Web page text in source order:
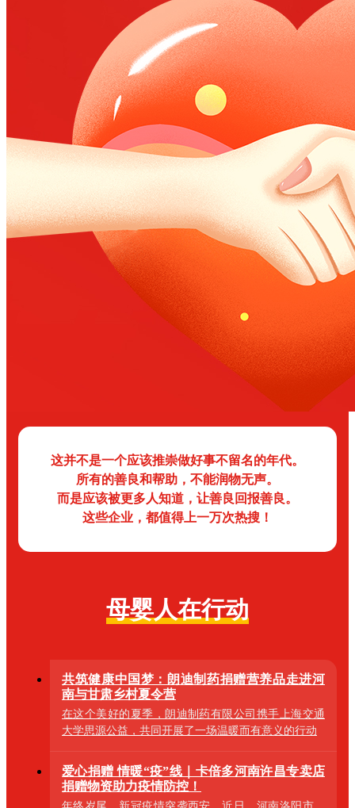
这并不是一个应该推崇做好事不留名的年代。
所有的善良和帮助，不能润物无声。
而是应该被更多人知道，让善良回报善良。
这些企业，都值得上一万次热搜！
母婴人在行动
共筑健康中国梦：朗迪制药捐赠营养品走进河
南与甘肃乡村夏令营
在这个美好的夏季，朗迪制药有限公司携手上海交通
大学思源公益，共同开展了一场温暖而有意义的行动
爱心捐赠 情暖“疫”线｜卡倍多河南许昌专卖店
捐赠物资助力疫情防控！